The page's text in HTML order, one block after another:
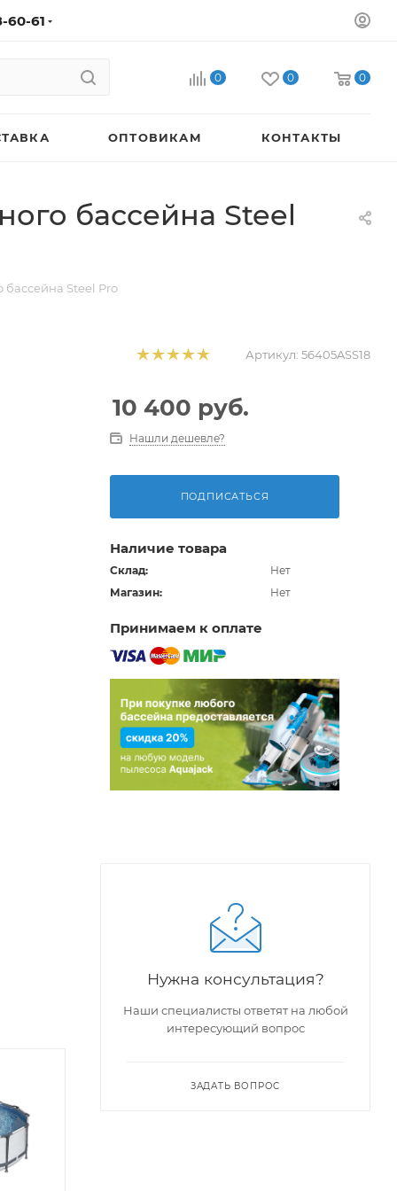
60-61
0 0 0
ОПТОВИКАМ КОНТАКТЫ
бассейна Steel
бассейна Steel Pro
Артикул: 56405ASS18
10 400 руб.
Нашли дешевле?
ПОДПИСАТЬСЯ
Наличие товара
Склад:
Нет
Магазин:
Нет
Принимаем к оплате
Нужна консультация?
Наши специалисты ответят на любой
интересующий вопрос
ЗАДАТЬ ВОПРОС